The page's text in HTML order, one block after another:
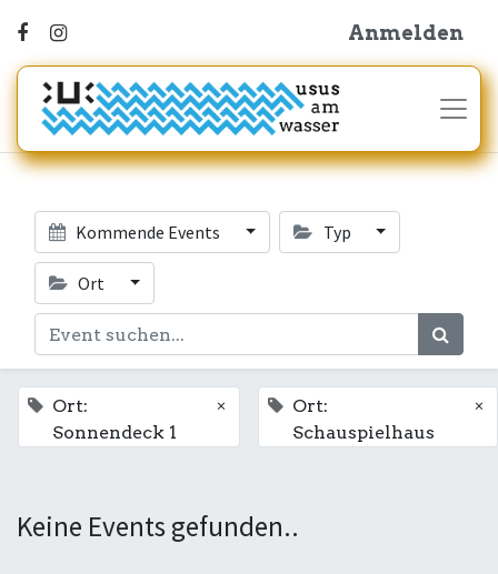
Anmelden
Kommende Events Typ
Ort
Ort:
Sonnendeck 1
×
Ort:
Schauspielhaus
×
Keine Events gefunden..